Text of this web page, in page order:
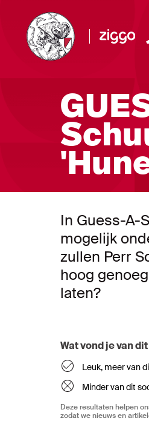
In Guess-A-
mogelijk
zullen Perr
hoog
laten?
Wat vond je van
Leuk, meer van
Minder van dit
Deze resultaten helpen
zodat we nieuws en